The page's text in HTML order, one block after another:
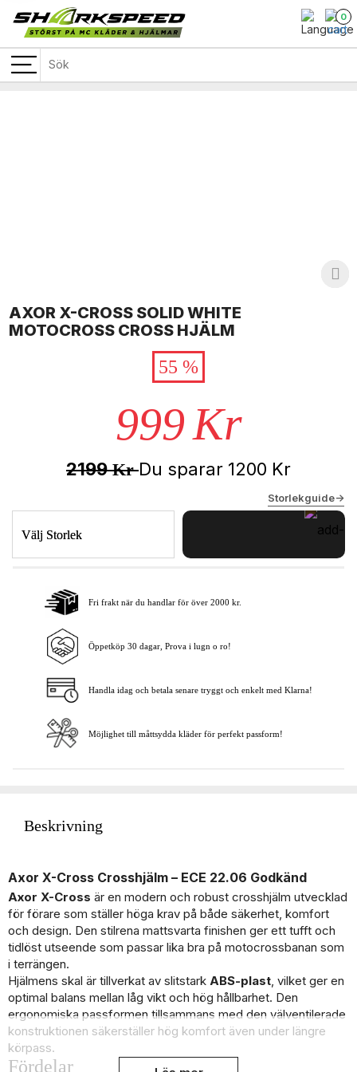
0
AXOR X-CROSS SOLID WHITE
MOTOCROSS CROSS HJÄLM
55 %
999Kr
2199KrDu sparar 1200 Kr
Storlekguide->
Välj Storlek
Lägg i varukorgen
Fri frakt när du handlar för över 2000 kr.
Öppetköp 30 dagar, Prova i lugn o ro!
Handla idag och betala senare tryggt och enkelt med Klarna!
Möjlighet till måttsydda kläder för perfekt passform!
Beskrivning
Axor X-Cross Crosshjälm – ECE 22.06 Godkänd
Axor X-Cross är en modern och robust crosshjälm utvecklad
för förare som ställer höga krav på både säkerhet, komfort
och design. Den stilrena mattsvarta finishen ger ett tufft och
tidlöst utseende som passar lika bra på motocrossbanan som
i terrängen.
Hjälmens skal är tillverkat av slitstark ABS-plast , vilket ger en
optimal balans mellan låg vikt och hög hållbarhet. Den
ergonomiska passformen tillsammans med den välventilerade
konstruktionen säkerställer hög komfort även under längre
körpass.
Fördelar